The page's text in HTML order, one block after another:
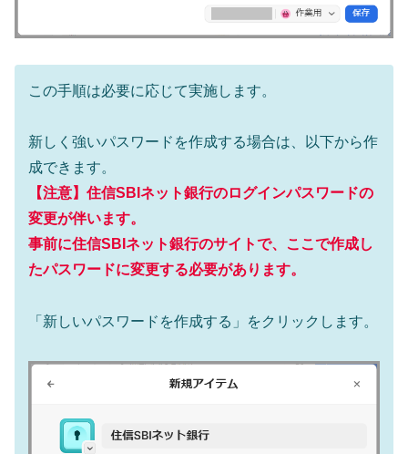
この手順は必要に応じて実施します。
新しく強いパスワードを作成する場合は、以下から作
成できます。
【注意】 住信SBIネット銀行のログインパスワードの
変更が伴います。
事前に住信SBIネット銀行のサイトで、ここで作成し
たパスワードに変更する必要があります。
「新しいパスワードを作成する」をクリックします。